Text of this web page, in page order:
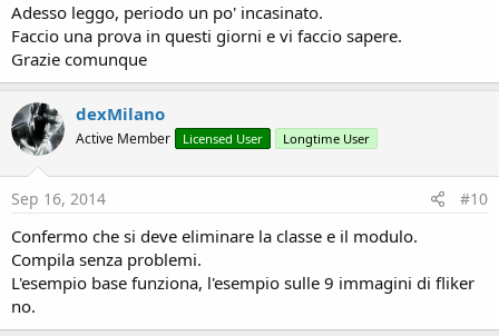
Adesso leggo, periodo un po' incasinato.
Faccio una prova in questi giorni e vi faccio sapere.
Grazie comunque
dexMilano
Active Member Licensed User Longtime User
Sep 16, 2014 #10
Confermo che si deve eliminare la classe e il modulo.
Compila senza problemi.
L'esempio base funziona, l'esempio sulle 9 immagini di fliker
no.